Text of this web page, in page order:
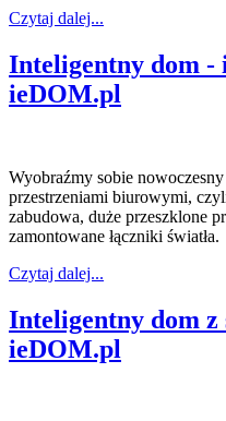
Czytaj dalej...
Inteligentny dom -
ieDOM.pl
Wyobraźmy sobie
przestrzeniami biurowymi,
zabudowa, duże przeszklone
zamontowane łączniki światła.
Czytaj dalej...
Inteligentny dom z
ieDOM.pl